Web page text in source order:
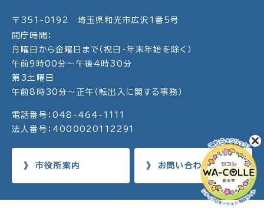
〒351-0192 埼玉県和光市広沢1番5号
開庁時間：
月曜日から金曜日まで（祝日・年末年始を除く）
午前9時00分～午後4時30分
第3土曜日
午前8時30分～正午（転出入に関する事務）
電話番号：048-464-1111
法人番号：4000020112291
市役所案内 お問い合わせ